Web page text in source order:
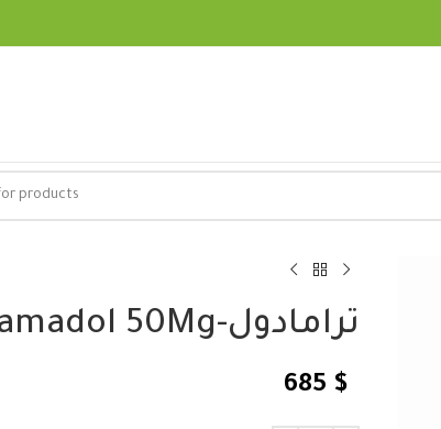
ترامادول-Tramadol 50Mg (نسخة)
685 $